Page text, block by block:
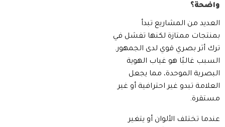
واضحة؟
العديد من المشاريع تبدأ
بمنتجات ممتازة لكنها تفشل في
ترك أثر بصري قوي لدى الجمهور.
السبب غالبًا هو غياب الهوية
البصرية الموحدة، مما يجعل
العلامة تبدو غير احترافية أو غير
مستقرة.
عندما تختلف الألوان أو يتغير